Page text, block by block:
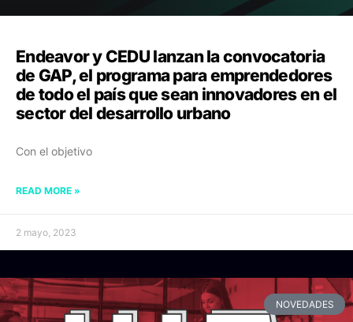
Endeavor y CEDU lanzan la convocatoria
de GAP, el programa para emprendedores
de todo el país que sean innovadores en el
sector del desarrollo urbano
Con el objetivo
READ MORE »
2 mayo, 2023
NOVEDADES